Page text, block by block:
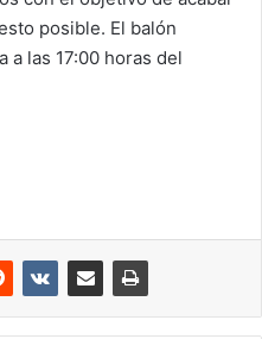
posible. El balón
a las 17:00 horas del